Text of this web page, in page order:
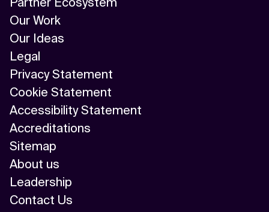
Our Work
Our Ideas
Legal
Privacy Statement
Cookie Statement
Accessibility Statement
Accreditations
Sitemap
About us
Leadership
Contact Us